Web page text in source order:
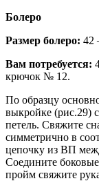
Болеро
Размер болеро: 42
Вам потребуется:
крючок № 12.
По образцу
выкройке (рис.29)
петель. Свяжите
симметрично в
цепочку из ВП
Соедините
пройм свяжите